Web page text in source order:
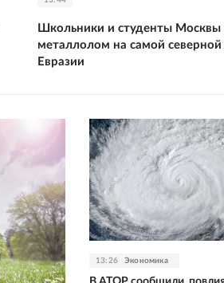
Школьники и студенты Москвы
металлолом на самой северной
Евразии
13:26 Экономика